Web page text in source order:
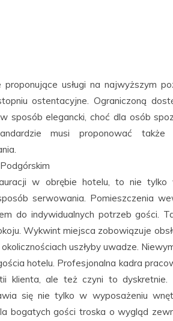
usługi na najwyższym
ostentacyjne. Ograniczoną
sposób elegancki, choć dla osób
musi proponować także
w obrębie hotelu, to nie tylko
serwowania. Pomieszczenia
do indywidualnych potrzeb gości.
Wykwint miejsca zobowiązuje
uszłyby uwadze.
hotelu. Profesjonalna kadra
klienta, ale też czyni to dyskretnie.
się nie tylko w wyposażeniu
bogatych gości troska o wygląd